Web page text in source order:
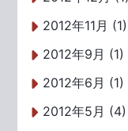
2012年11月 (1)
2012年9月 (1)
2012年6月 (1)
2012年5月 (4)